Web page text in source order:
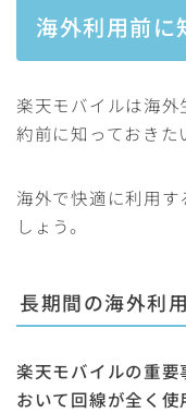
海外利用前に
楽天モバイルは海
約前に知っておきた
海外で快適に利用
しょう。
長期間の海外利
楽天モバイルの重
おいて回線が全く